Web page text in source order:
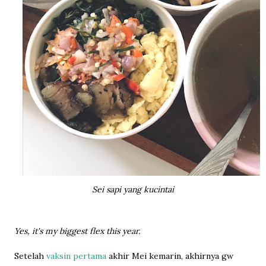
Sei sapi yang kucintai
Yes, it's my biggest flex this year.
Setelah vaksin pertama akhir Mei kemarin, akhirnya gw